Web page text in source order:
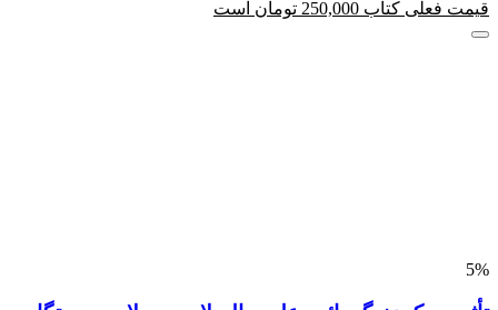
قیمت فعلی کتاب 250,000 تومان است
5%